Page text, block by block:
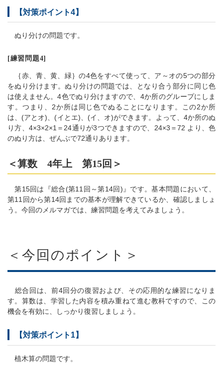
【対策ポイント4】
ぬり分けの問題です。
[練習問題4]
｛赤、青、黄、緑｝の4色をすべて使って、ア～オの5つの部分
をぬり分けます。ぬり分けの問題では、となり合う部分に同じ色
は使えません。4色でぬり分けますので、4か所のグループにしま
す。つまり、2か所は同じ色でぬることになります。この2か所
は、(アとオ)、(イとエ)、(イ、オ)ができます。よって、4か所のぬ
り方、4×3×2×1＝24通りが3つできますので、24×3＝72 より、色
のぬり方は、ぜんぶで72通りあります。
＜算数 4年上 第15回＞
第15回は『総合(第11回～第14回)』です。基本問題において、
第11回から第14回までの基本が理解できているか、確認しましょ
う。今回のメルマガでは、練習問題を考えてみましょう。
＜今回のポイント＞
総合回は、前4回分の復習および、その応用的な練習になりま
す。算数は、学習した内容を積み重ねて進む教科ですので、この
機会を有効に、しっかり復習しましょう。
【対策ポイント1】
植木算の問題です。